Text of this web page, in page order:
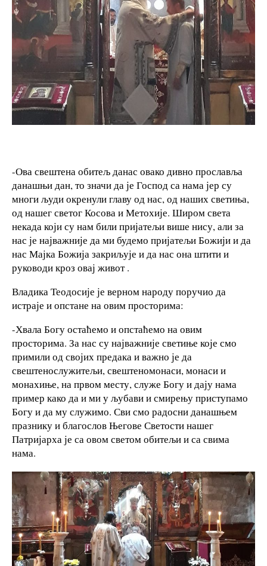
-Ова свештена обитељ данас овако дивно прославља
данашњи дан, то значи да је Господ са нама јер су
многи људи окренули главу од нас, од наших светиња,
од нашег светог Косова и Метохије. Широм света
некада који су нам били пријатељи више нису, али за
нас је најважније да ми будемо пријатељи Божији и да
нас Мајка Божија закриљује и да нас она штити и
руководи кроз овај живот .
Владика Теодосије је верном народу поручио да
истраје и опстане на овим просторима:
-Хвала Богу остаћемо и опстаћемо на овим
просторима. За нас су најважније светиње које смо
примили од својих предака и важно је да
свештенослужитељи, свештеномонаси, монаси и
монахиње, на првом месту, служе Богу и дају нама
пример како да и ми у љубави и смирењу приступамо
Богу и да му служимо. Сви смо радосни данашњем
празнику и благослов Његове Светости нашег
Патријарха је са овом светом обитељи и са свима
нама.